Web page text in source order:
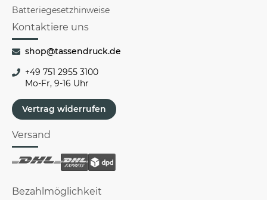
Batteriegesetzhinweise
Kontaktiere uns
shop@tassendruck.de
+49 751 2955 3100
Mo-Fr, 9-16 Uhr
Vertrag widerrufen
Versand
Bezahlmöglichkeit